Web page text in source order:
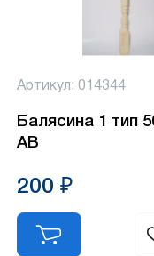
Артикул: 014344
Балясина 1 тип
АВ
200 ₽